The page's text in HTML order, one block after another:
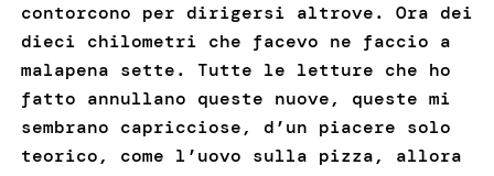
contorcono per dirigersi altrove. Ora dei
dieci chilometri che facevo ne faccio a
malapena sette. Tutte le letture che ho
fatto annullano queste nuove, queste mi
sembrano capricciose, d’un piacere solo
teorico, come l’uovo sulla pizza, allora